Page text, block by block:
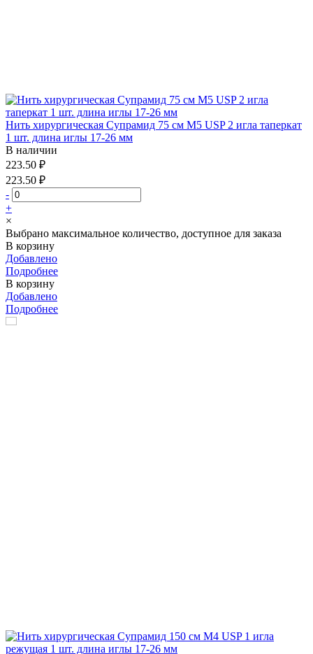
Нить хирургическая Супрамид 75 см М5 USP 2 игла таперкат
1 шт. длина иглы 17-26 мм
В наличии
223.50 ₽
223.50 ₽
-
+
×
Выбрано максимальное количество, доступное для заказа
В корзину
Добавлено
Подробнее
В корзину
Добавлено
Подробнее